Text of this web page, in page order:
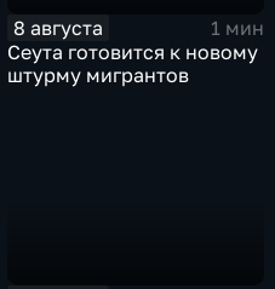
8 августа
1 мин
Сеута готовится к новому
штурму мигрантов